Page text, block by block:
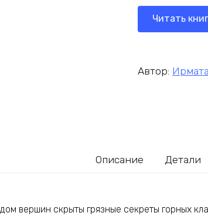
Читать
Автор:
Описание Детали
вершин скрыты грязные секреты горных